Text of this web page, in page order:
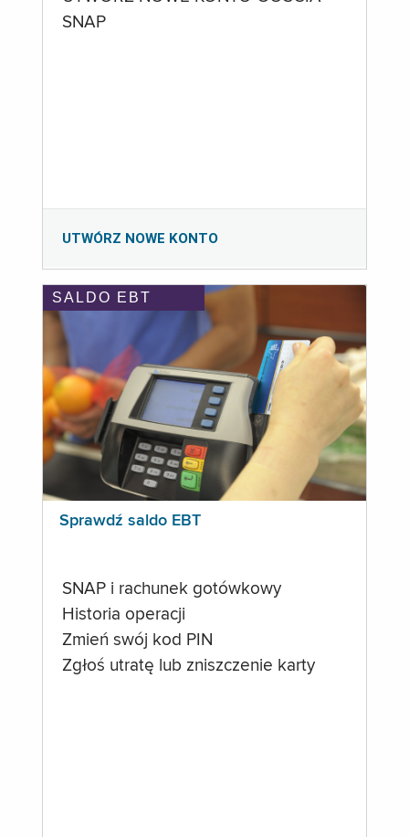
SNAP
UTWÓRZ NOWE KONTO
SALDO EBT
Sprawdź saldo EBT
SNAP i rachunek gotówkowy
Historia operacji
Zmień swój kod PIN
Zgłoś utratę lub zniszczenie karty